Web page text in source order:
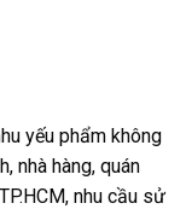
yếu phẩm không
nhà hàng, quán
nhu cầu sử